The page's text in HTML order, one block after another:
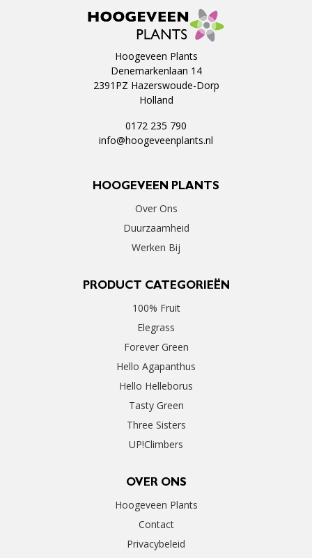
Hoogeveen Plants
Denemarkenlaan 14
2391PZ Hazerswoude-Dorp
Holland
0172 235 790
info@hoogeveenplants.nl
HOOGEVEEN PLANTS
Over Ons
Duurzaamheid
Werken Bij
PRODUCT CATEGORIEËN
100% Fruit
Elegrass
Forever Green
Hello Agapanthus
Hello Helleborus
Tasty Green
Three Sisters
UP!Climbers
OVER ONS
Hoogeveen Plants
Contact
Privacybeleid